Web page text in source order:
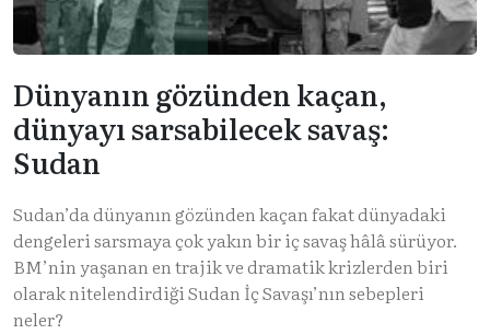
Dünyanın gözünden kaçan,
dünyayı sarsabilecek savaş:
Sudan
Sudan’da dünyanın gözünden kaçan fakat dünyadaki
dengeleri sarsmaya çok yakın bir iç savaş hâlâ sürüyor.
BM’nin yaşanan en trajik ve dramatik krizlerden biri
olarak nitelendirdiği Sudan İç Savaşı’nın sebepleri
neler?